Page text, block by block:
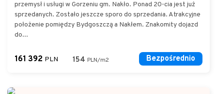
przemysł i usługi w Gorzeniu gm. Nakło. Ponad 20-cia jest już
sprzedanych. Zostało jeszcze sporo do sprzedania. Atrakcyjne
położenie pomiędzy Bydgoszczą a Nakłem. Znakomity dojazd
do...
161 392 PLN 154 PLN/m2 Bezpośrednio